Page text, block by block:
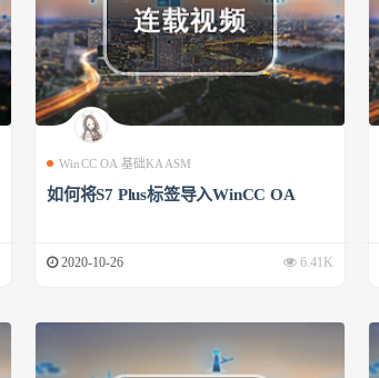
WinCC OA 基础KAASM
如何将S7 Plus标签导入WinCC OA
2020-10-26 6.41K